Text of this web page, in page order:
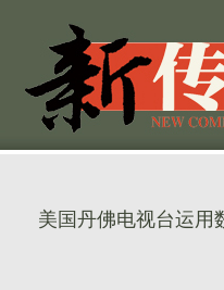
美国丹佛电视台运用